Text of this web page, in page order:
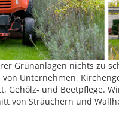
Grünanlagen nichts zu
Unternehmen,
Gehölz- und Beetpflege.
von Sträuchern und